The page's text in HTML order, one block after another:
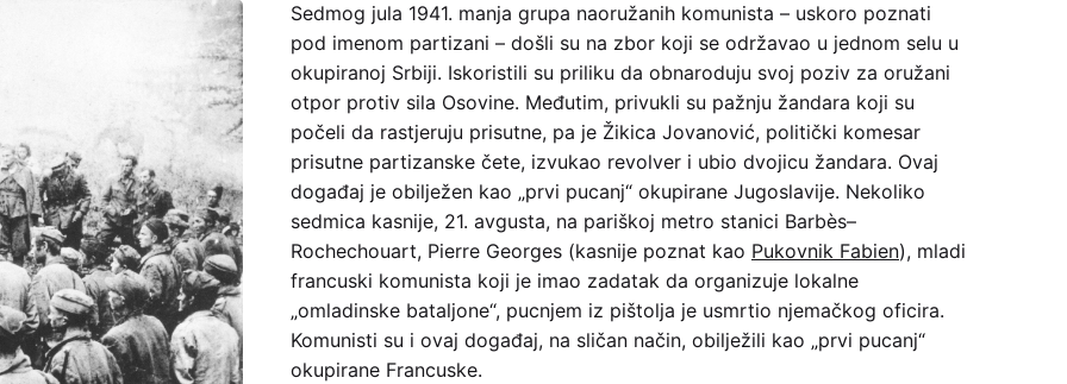
Sedmog jula 1941. manja grupa naoružanih komunista – uskoro poznati
pod imenom partizani – došli su na zbor koji se održavao u jednom selu u
okupiranoj Srbiji. Iskoristili su priliku da obnaroduju svoj poziv za oružani
otpor protiv sila Osovine. Međutim, privukli su pažnju žandara koji su
počeli da rastjeruju prisutne, pa je Žikica Jovanović, politički komesar
prisutne partizanske čete, izvukao revolver i ubio dvojicu žandara. Ovaj
događaj je obilježen kao „prvi pucanj“ okupirane Jugoslavije. Nekoliko
sedmica kasnije, 21. avgusta, na pariškoj metro stanici Barbès–
Rochechouart, Pierre Georges (kasnije poznat kao Pukovnik Fabien), mladi
francuski komunista koji je imao zadatak da organizuje lokalne
„omladinske bataljone“, pucnjem iz pištolja je usmrtio njemačkog oficira.
Komunisti su i ovaj događaj, na sličan način, obilježili kao „prvi pucanj“
okupirane Francuske.